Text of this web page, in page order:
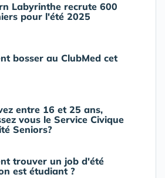
Labyrinthe recrute 600
pour l'été 2025
bosser au ClubMed cet
entre 16 et 25 ans,
vous le Service Civique
Seniors?
trouver un job d'été
est étudiant ?